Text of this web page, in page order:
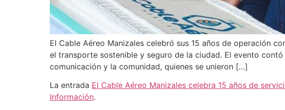
El Cable Aéreo Manizales celebró sus 15 años de operación
el transporte sostenible y seguro de la ciudad. El evento
comunicación y la comunidad, quienes se unieron […]
La entrada El Cable Aéreo Manizales celebra 15 años de
Información.